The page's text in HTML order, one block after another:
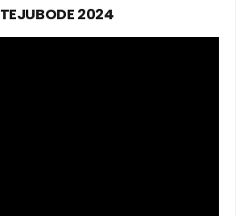
TEJUBODE 2024